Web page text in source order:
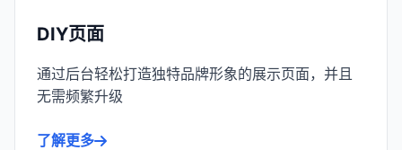
DIY页面
通过后台轻松打造独特品牌形象的展示页面，并且
无需频繁升级
了解更多